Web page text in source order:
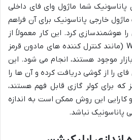
پاناسونیک شما ماژول وای فای داخلی
خارجی پاناسونیک برای آن فراهم
هوشمندسازی کرد. این کار معمولاً از
طریق ماژول های IR به Wi-Fi (مانند کنترل کننده های مادون قرمز
موجود هستند، انجام می شود. این
را از گوشی دریافت کرده و آن ها را
برای کولر گازی قابل فهم هستند،
کارایی این روش ممکن است به اندازه
پاناسونیک نباشد.